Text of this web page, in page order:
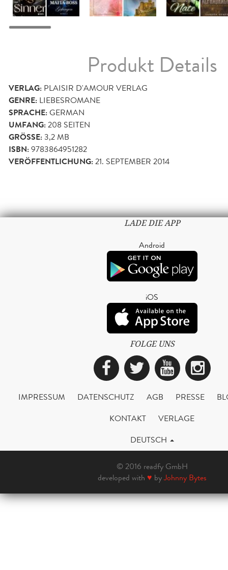
Produkt Details
VERLAG: PLAISIR D'AMOUR VERLAG
GENRE: LIEBESROMANE
SPRACHE:GERMAN
UMFANG:208 SEITEN
GRÖSSE: 3,2 MB
ISBN:9783864951282
VERÖFFENTLICHUNG:21. SEPTEMBER 2014
LADE DIE APP
Android
iOS
FOLGE UNS
Facebook
Twitter
IMPRESSUM DATENSCHUTZ AGB PRESSE
KONTAKT
VERLAGE
DEUTSCH
© 2016 readfy GmbH
developed with ♥ byJohnny Bytes